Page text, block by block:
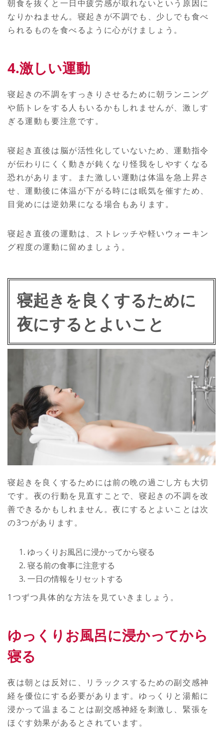
朝食を抜くと一日中疲労感が取れないという原因に
なりかねません。寝起きが不調でも、少しでも食べ
られるものを食べるように心がけましょう。
4.激しい運動
寝起きの不調をすっきりさせるために朝ランニング
や筋トレをする人もいるかもしれませんが、激しす
ぎる運動も要注意です。
寝起き直後は脳が活性化していないため、運動指令
が伝わりにくく動きが鈍くなり怪我をしやすくなる
恐れがあります。また激しい運動は体温を急上昇さ
せ、運動後に体温が下がる時には眠気を催すため、
目覚めには逆効果になる場合もあります。
寝起き直後の運動は、ストレッチや軽いウォーキン
グ程度の運動に留めましょう。
寝起きを良くするために
夜にするとよいこと
寝起きを良くするためには前の晩の過ごし方も大切
です。夜の行動を見直すことで、寝起きの不調を改
善できるかもしれません。夜にするとよいことは次
の3つがあります。
ゆっくりお風呂に浸かってから寝る
寝る前の食事に注意する
一日の情報をリセットする
1つずつ具体的な方法を見ていきましょう。
ゆっくりお風呂に浸かってから
寝る
夜は朝とは反対に、リラックスするための副交感神
経を優位にする必要があります。ゆっくりと湯船に
浸かって温まることは副交感神経を刺激し、緊張を
ほぐす効果があるとされています。